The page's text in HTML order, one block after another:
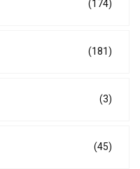
(174)
(181)
(3)
(45)